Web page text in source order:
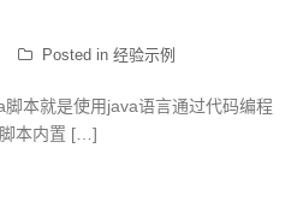
Posted in 经验示例
本就是使用java语言通过代码编程
本内置 […]